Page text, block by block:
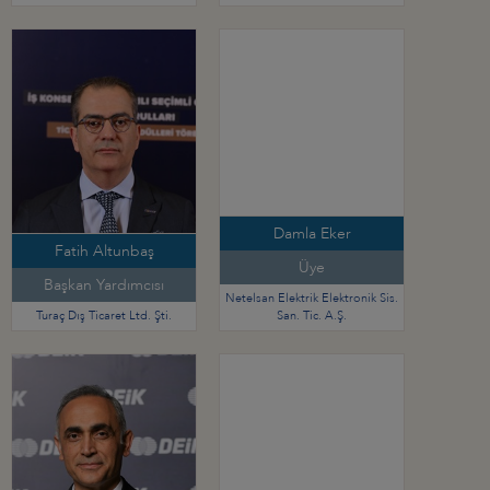
Fatih Altunbaş
Başkan Yardımcısı
Turaç Dış Ticaret Ltd. Şti.
Damla Eker
Üye
Netelsan Elektrik Elektronik Sis.
San. Tic. A.Ş.